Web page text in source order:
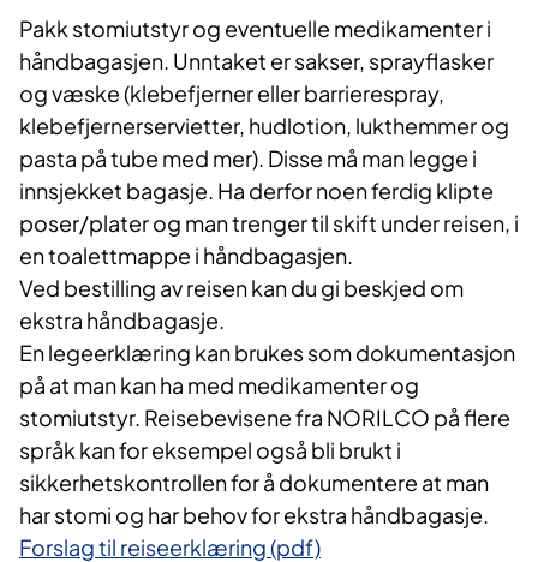
Pakk stomiutstyr og eventuelle medikamenter i
håndbagasjen. Unntaket er sakser, sprayflasker
og væske (klebefjerner eller barrierespray,
klebefjernerservietter, hudlotion, lukthemmer og
pasta på tube med mer). Disse må man legge i
innsjekket bagasje. Ha derfor noen ferdig klipte
poser/plater og man trenger til skift under reisen, i
en toalettmappe i håndbagasjen.
Ved bestilling av reisen kan du gi beskjed om
ekstra håndbagasje.
En legeerklæring kan brukes som dokumentasjon
på at man kan ha med medikamenter og
stomiutstyr. Reisebevisene fra NORILCO på flere
språk kan for eksempel også bli brukt i
sikkerhetskontrollen for å dokumentere at man
har stomi og har behov for ekstra håndbagasje.
Forslag til reiseerklæring (pdf)